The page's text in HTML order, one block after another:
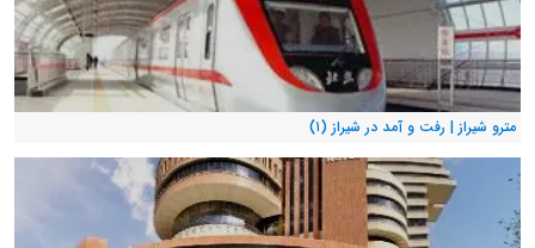
مترو شیراز | رفت و آمد در شیراز (۱)